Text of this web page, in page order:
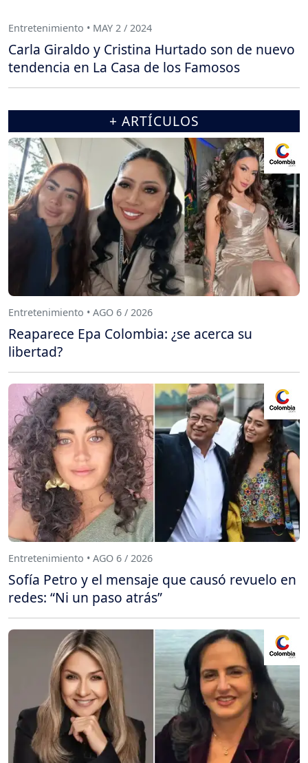
Entretenimiento • MAY 2 / 2024
Carla Giraldo y Cristina Hurtado son de nuevo
tendencia en La Casa de los Famosos
+ ARTÍCULOS
Entretenimiento • AGO 6 / 2026
Reaparece Epa Colombia: ¿se acerca su
libertad?
Entretenimiento • AGO 6 / 2026
Sofía Petro y el mensaje que causó revuelo en
redes: “Ni un paso atrás”